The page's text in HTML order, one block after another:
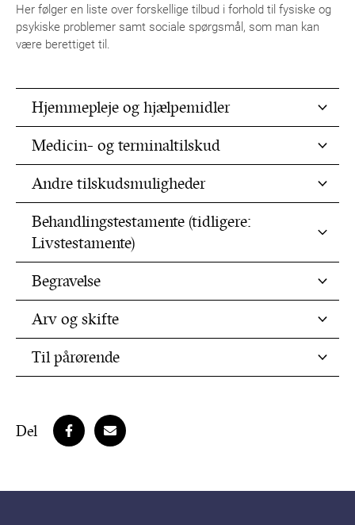
Her følger en liste over forskellige tilbud i forhold til fysiske og
psykiske problemer samt sociale spørgsmål, som man kan
være berettiget til.
Hjemmepleje og hjælpemidler
Medicin- og terminaltilskud
Andre tilskudsmuligheder
Behandlingstestamente (tidligere:
Livstestamente)
Begravelse
Arv og skifte
Til pårørende
Del